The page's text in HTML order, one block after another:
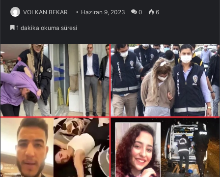
VOLKAN BEKAR Haziran 9, 2023 0 6
1 dakika okuma süresi